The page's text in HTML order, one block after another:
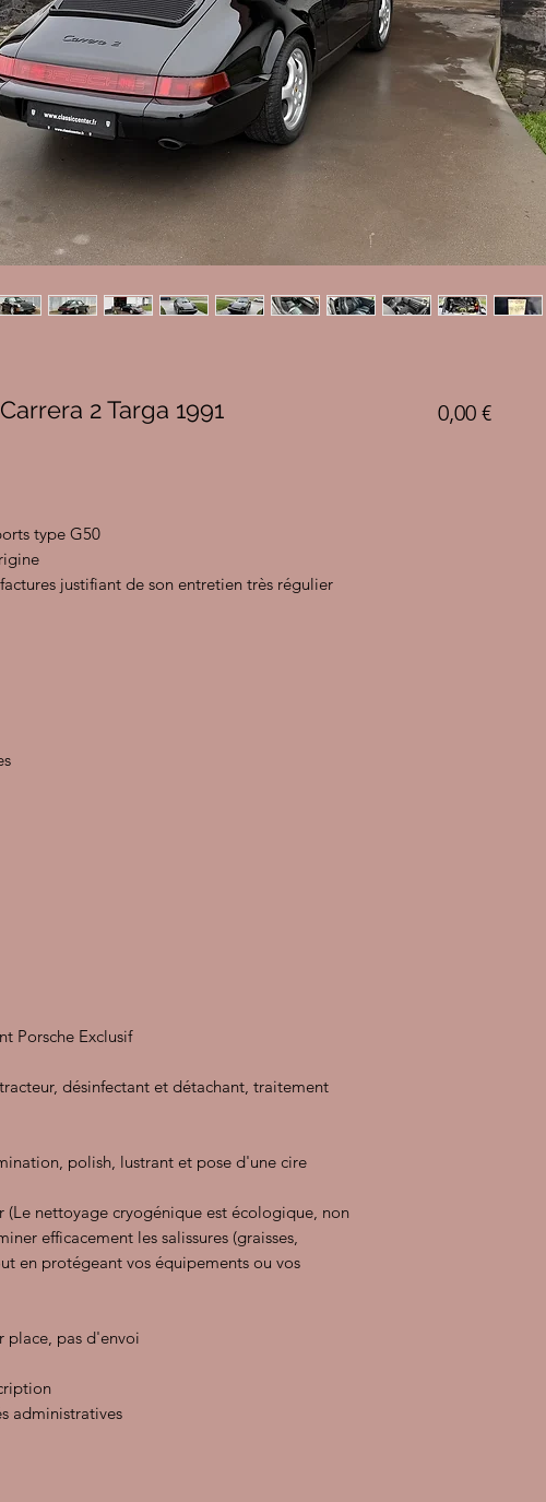
2 Targa 1991
type G50
justifiant de son entretien très régulier
Porsche Exclusif
désinfectant et détachant, traitement
polish, lustrant et pose d'une cire
nettoyage cryogénique est écologique, non
efficacement les salissures (graisses,
en protégeant vos équipements ou vos
place, pas d'envoi
administratives
0,00 €Prix